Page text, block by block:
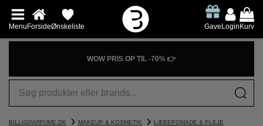
MenuForsideØnskeliste GaveLoginKurv
WOW PRIS OP TIL -70% 👉
BILLIGPARFUME.DK MAKEUP & KOSMETIK LÆBEPOMADE & PLEJE